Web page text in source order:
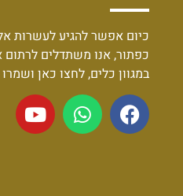
כיום אפשר להגיע לעשרות
כפתור, אנו משתדלים
במגוון כלים, לחצו כאן